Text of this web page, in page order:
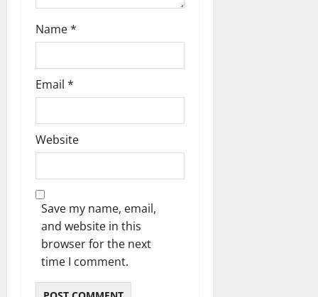
Name*
Email *
Website
Save my name, email,
and website in this
browser for the next
time I comment.